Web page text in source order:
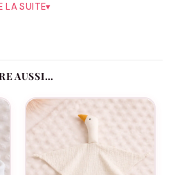
pour toute la tribu
coordonnées pour toute
la
marie naturellement avec nos
sœur » ou « maman/papa » (selon
pour un cadeau de naissance ou
LA SUITE▾
AUSSI…